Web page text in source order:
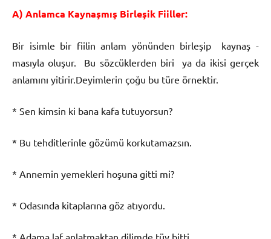
A) Anlamca Kaynaşmış Birleşik Fiiller:
Bir isimle bir fiilin anlam yönünden birleşip kaynaş -
masıyla oluşur. Bu sözcüklerden biri ya da ikisi gerçek
anlamını yitirir.Deyimlerin çoğu bu türe örnektir.
* Sen kimsin ki bana kafa tutuyorsun?
* Bu tehditlerinle gözümü korkutamazsın.
* Annemin yemekleri hoşuna gitti mi?
* Odasında kitaplarına göz atıyordu.
* Adama laf anlatmaktan dilimde tüy bitti.